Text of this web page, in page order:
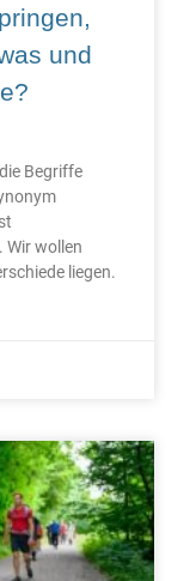
und
Begriffe
Wir wollen
liegen.